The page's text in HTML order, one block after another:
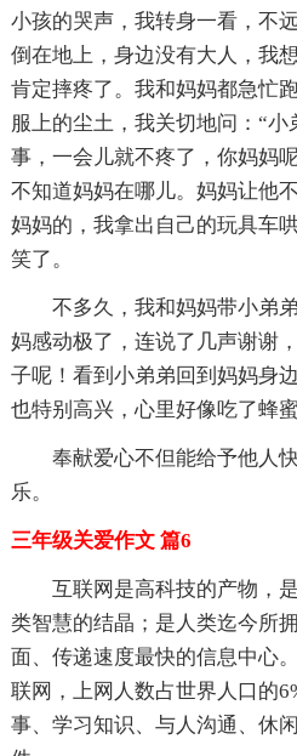
小孩的哭声，我转身一看，不
倒在地上，身边没有大人，我
肯定摔疼了。我和妈妈都急忙
服上的尘土，我关切地问：“
事，一会儿就不疼了，你妈妈
不知道妈妈在哪儿。妈妈让他
妈妈的，我拿出自己的玩具车
笑了。
不多久，我和妈妈带小弟
妈感动极了，连说了几声谢谢
子呢！看到小弟弟回到妈妈身
也特别高兴，心里好像吃了蜂
奉献爱心不但能给予他人
乐。
三年级关爱作文 篇6
互联网是高科技的产物，
类智慧的结晶；是人类迄今所
面、传递速度最快的信息中心
联网，上网人数占世界人口的
事、学习知识、与人沟通、休